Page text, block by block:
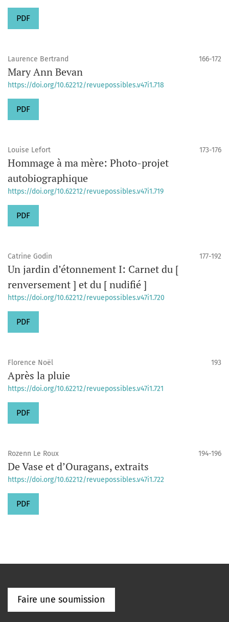
PDF
Laurence Bertrand 166-172
Mary Ann Bevan
https://doi.org/10.62212/revuepossibles.v47i1.718
PDF
Louise Lefort 173-176
Hommage à ma mère: Photo-projet
autobiographique
https://doi.org/10.62212/revuepossibles.v47i1.719
PDF
Catrine Godin 177-192
Un jardin d’étonnement I: Carnet du [
renversement ] et du [ nudifié ]
https://doi.org/10.62212/revuepossibles.v47i1.720
PDF
Florence Noël 193
Après la pluie
https://doi.org/10.62212/revuepossibles.v47i1.721
PDF
Rozenn Le Roux 194-196
De Vase et d’Ouragans, extraits
https://doi.org/10.62212/revuepossibles.v47i1.722
PDF
Faire une soumission